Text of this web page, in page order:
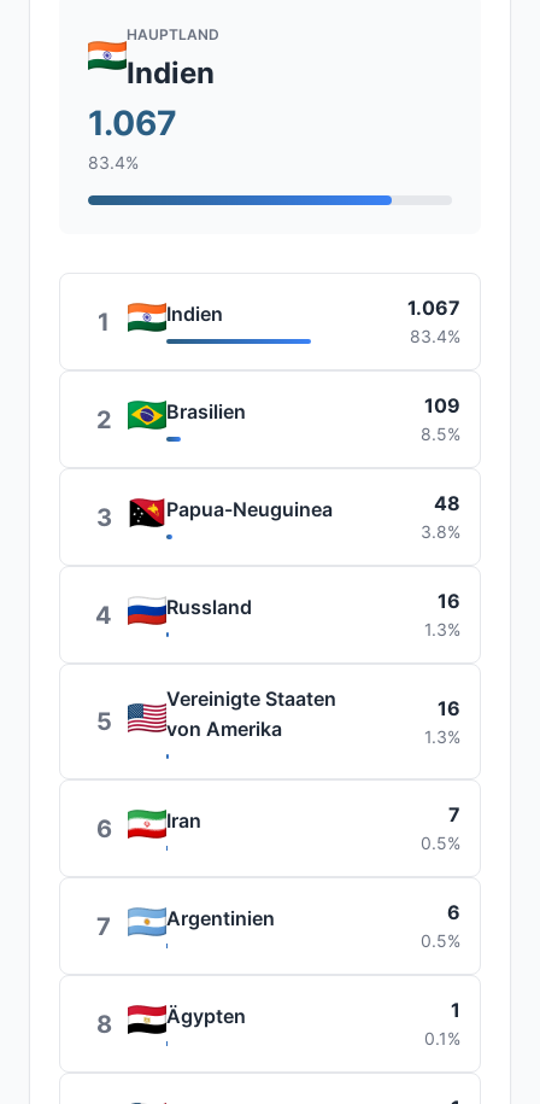
HAUPTLAND
Indien
1.067
83.4%
1 Indien 1.067
83.4%
2 Brasilien 109
8.5%
3 Papua-Neuguinea 48
3.8%
4 Russland 16
1.3%
5
Vereinigte Staaten
von Amerika
16
1.3%
6 Iran 7
0.5%
7 Argentinien 6
0.5%
8 Ägypten 1
0.1%